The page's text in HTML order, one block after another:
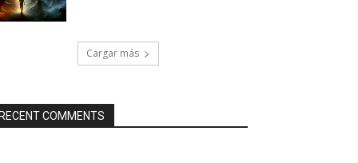
Cargar más
COMMENTS